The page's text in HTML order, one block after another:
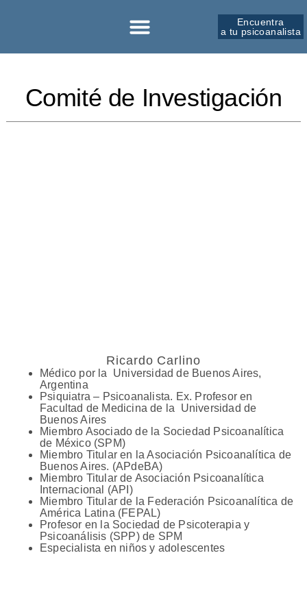
Encuentra
a tu psicoanalista
Comité de Investigación
Ricardo Carlino
Médico por la Universidad de Buenos Aires,
Argentina
Psiquiatra – Psicoanalista. Ex. Profesor en
Facultad de Medicina de la Universidad de
Buenos Aires
Miembro Asociado de la Sociedad Psicoanalítica
de México (SPM)
Miembro Titular en la Asociación Psicoanalítica de
Buenos Aires. (APdeBA)
Miembro Titular de Asociación Psicoanalítica
Internacional (API)
Miembro Titular de la Federación Psicoanalítica de
América Latina (FEPAL)
Profesor en la Sociedad de Psicoterapia y
Psicoanálisis (SPP) de SPM
Especialista en niños y adolescentes